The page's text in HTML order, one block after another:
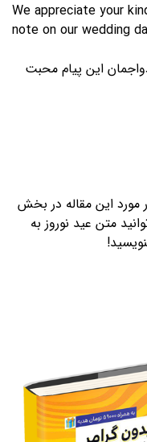
We appreciate your
note on our wedding
این پیام محبت
مورد این مقاله در بخش
متن عید نوروز به